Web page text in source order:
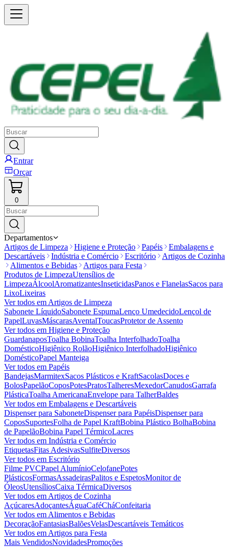
Entrar
Orçar
0
Departamentos
Artigos de Limpeza
Higiene e Proteção Papéis
Embalagens e
Descartáveis
Indústria e Comércio Escritório
Artigos de Cozinha
Alimentos e Bebidas
Artigos para Festa
Produtos de LimpezaUtensílios de
LimpezaÁlcoolAromatizantesInseticidasPanos e FlanelasSacos para
LixoLixeiras
Ver todos em Artigos de Limpeza
Sabonete LíquidoSabonete EspumaLenço UmedecidoLençol de
PapelLuvasMáscarasAventalToucasProtetor de Assento
Ver todos em Higiene e Proteção
GuardanaposToalha BobinaToalha InterfolhadoToalha
DomésticoHigiênico RolãoHigiênico InterfolhadoHigiênico
DomésticoPapel Manteiga
Ver todos em Papéis
BandejasMarmitexSacos Plásticos e KraftSacolasDoces e
BolosPapelãoCoposPotesPratosTalheresMexedorCanudosGarrafa
PlásticaToalha AmericanaEnvelope para TalherBaldes
Ver todos em Embalagens e Descartáveis
Dispenser para SaboneteDispenser para PapéisDispenser para
CoposSuportesFolha de Papel KraftBobina Plástico BolhaBobina
de PapelãoBobina Papel TérmicoLacres
Ver todos em Indústria e Comércio
EtiquetasFitas AdesivasSulfiteDiversos
Ver todos em Escritório
Filme PVCPapel AlumínioCelofanePotes
PlásticosFormasAssadeirasPalitos e EspetosMonitor de
ÓleosUtensíliosCaixa TérmicaDiversos
Ver todos em Artigos de Cozinha
AçúcaresAdoçantesÁguaCaféCháConfeitaria
Ver todos em Alimentos e Bebidas
DecoraçãoFantasiasBalõesVelasDescartáveis Temáticos
Ver todos em Artigos para Festa
Mais VendidosNovidadesPromoções